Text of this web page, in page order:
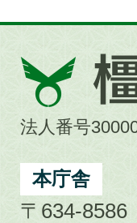
橿
原
市
City
法人番号
本庁舎
〒634-